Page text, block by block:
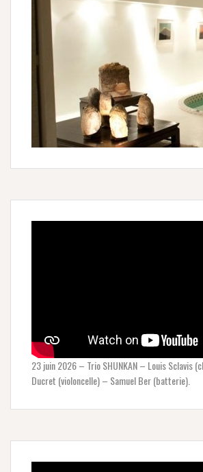
23 juin 2026 – Trio SHUNKAN – Louis Sclavis
Ducret (violoncelle) – Samuel Ber (batterie).